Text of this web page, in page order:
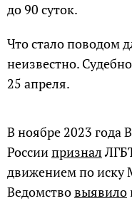
до 90 суток.
Что стало поводом
неизвестно.
25 апреля.
В ноябре 2023 года
Россиипризнал
движением по иску
Ведомствовыявило